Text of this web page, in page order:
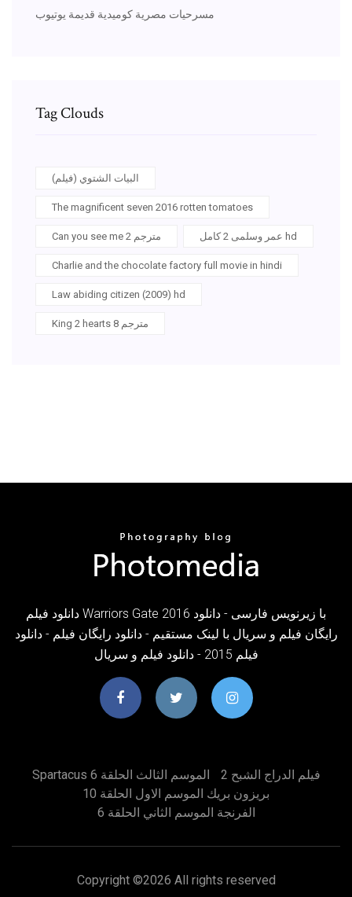
مسرحيات مصرية كوميدية قديمة يوتيوب
Tag Clouds
البيات الشتوي (فيلم)
The magnificent seven 2016 rotten tomatoes
Can you see me 2 مترجم عمر وسلمى 2 كامل hd
Charlie and the chocolate factory full movie in hindi
Law abiding citizen (2009) hd
King 2 hearts مترجم 8
دانلود فیلم Warriors Gate 2016 با زیرنویس فارسی - دانلود
رایگان فیلم و سریال با لینک مستقیم - دانلود رایگان فیلم - دانلود
فیلم 2015 - دانلود فیلم و سریال
Spartacus الموسم الثالث الحلقة 6
فيلم الدراج الشبح 2
بريزون بريك الموسم الاول الحلقة 10
الفرنجة الموسم الثاني الحلقة 6
Copyright ©2026 All rights reserved